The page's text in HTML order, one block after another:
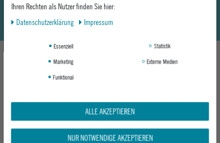
DAS KÖNNTE DIR AUCH GEFALLEN
Ihren Rechten als Nutzer finden Sie hier:
Daten­schutz­erklärung
Impressum
Essenziell
Statistik
Marketing
Externe Medien
Funktional
ALLE AKZEPTIEREN
NUR NOTWENDIGE AKZEPTIEREN